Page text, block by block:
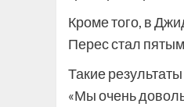
Кроме того, в
Перес стал
Такие
«Мы очень